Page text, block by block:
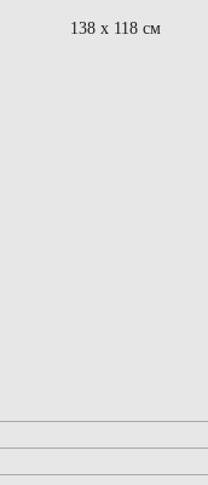
138 х 118 см